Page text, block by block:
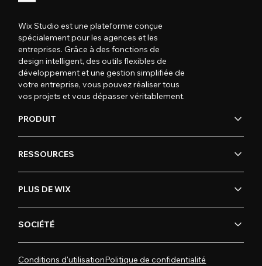
Wix Studio est une plateforme conçue
spécialement pour les agences et les
entreprises. Grâce à des fonctions de
design intelligent, des outils flexibles de
développement et une gestion simplifiée de
votre entreprise, vous pouvez réaliser tous
vos projets et vous dépasser véritablement.
PRODUIT
RESSOURCES
PLUS DE WIX
SOCIÉTÉ
Conditions d'utilisationPolitique de confidentialité